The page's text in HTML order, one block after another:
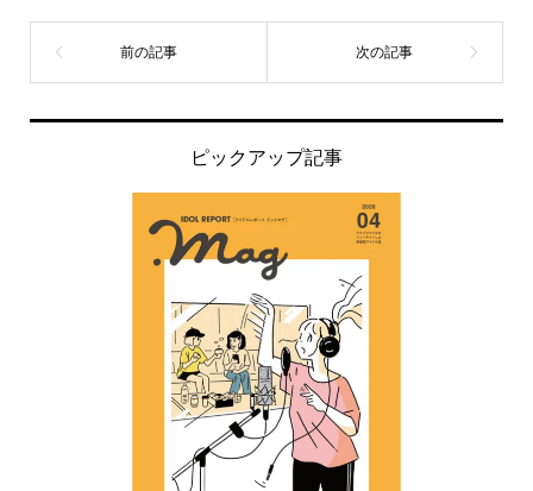
ピックアップ記事